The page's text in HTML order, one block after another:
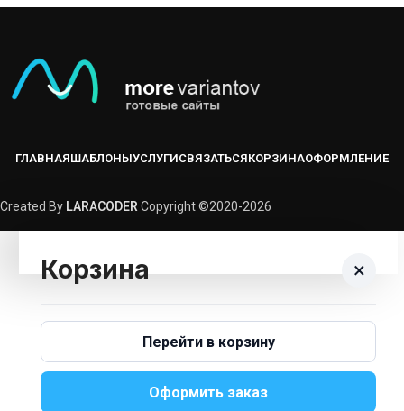
ГЛАВНАЯШАБЛОНЫУСЛУГИСВЯЗАТЬСЯКОРЗИНАОФОРМЛЕНИЕ
Created By LARACODERCopyright ©2020-2026
Корзина ×
Вернуться В Каталог
Перейти в корзину
Оформить заказ